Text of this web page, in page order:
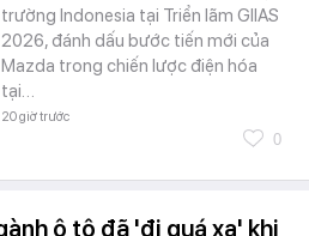
trường Indonesia tại Triển lãm GIIAS
2026, đánh dấu bước tiến mới của
Mazda trong chiến lược điện hóa
tại…
20 giờ trước
0
ô tô đã 'đi quá xa' khi